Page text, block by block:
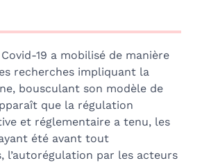
19 a mobilisé de manière
recherches impliquant la
bousculant son modèle de
que la régulation
et réglementaire a tenu, les
été avant tout
l’autorégulation par les acteurs